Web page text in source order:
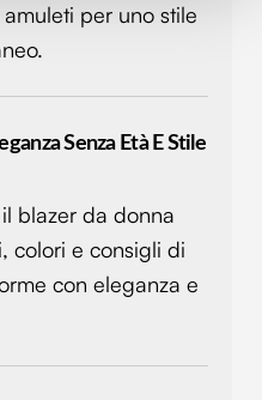
i tuoi dati personali
sezione dettagli
contenuti ed
dei social media e per
inoltre
il nostro sito con i
di analisi dei dati web,
potrebbero combinarle
loro o che hanno
per uno stile
Senza Età E Stile
blazer da donna
colori e consigli di
con eleganza e